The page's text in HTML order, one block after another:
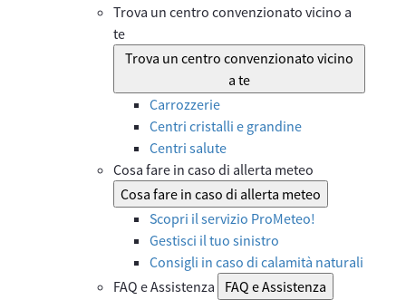
Trova un centro convenzionato vicino a
te
Trova un centro convenzionato vicino
a te
Carrozzerie
Centri cristalli e grandine
Centri salute
Cosa fare in caso di allerta meteo
Cosa fare in caso di allerta meteo
Scopri il servizio ProMeteo!
Gestisci il tuo sinistro
Consigli in caso di calamità naturali
FAQ e Assistenza
FAQ e Assistenza